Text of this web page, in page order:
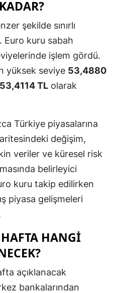
şekilde sınırlı
Euro kuru sabah
işlem gördü.
yüksek seviye 53,4880
53,4114 TL olarak
Türkiye piyasalarına
değişim,
veriler ve küresel risk
belirleyici
kuru takip edilirken
piyasa gelişmeleri
HANGI
açıklanacak
bankalarından